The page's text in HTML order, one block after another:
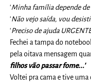
'Minha família depende
'Não vejo saída, vou
'Preciso de ajuda
Fechei a tampa do
pela oitava mensagem
filhos vão passar fome...'
Voltei pra cama e tive